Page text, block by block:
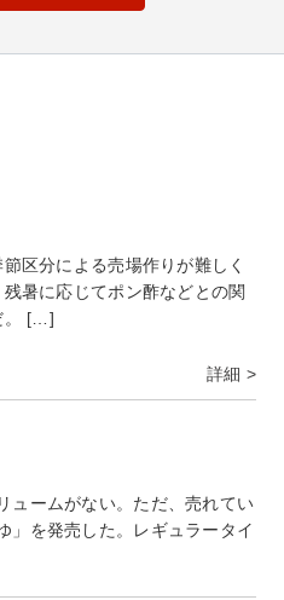
区分による売場作りが難しく
暑に応じてポン酢などとの関
。 […]
詳細 >
ュームがない。ただ、売れてい
」を発売した。レギュラータイ